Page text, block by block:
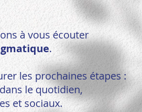
à vous écouter
.
les prochaines étapes :
le quotidien,
et sociaux.